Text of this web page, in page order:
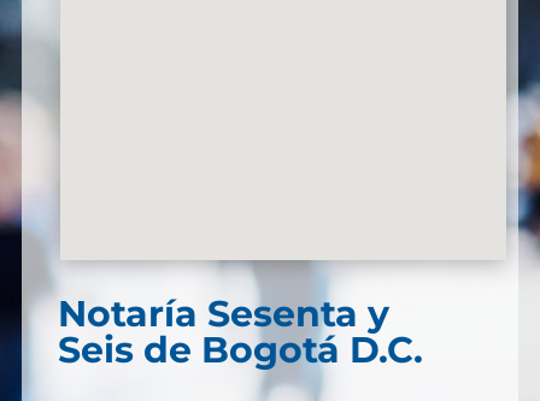
Notaría Sesenta y
Seis de Bogotá D.C.